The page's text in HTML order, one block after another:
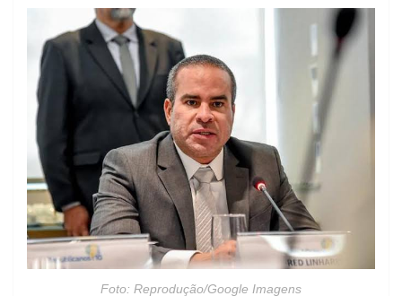
Foto: Reprodução/Google Imagens